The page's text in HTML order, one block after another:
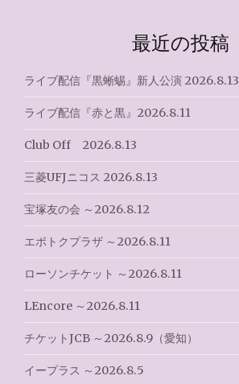
シ
ョ
ン
最近の投稿
ライブ配信『黒蜥蜴』新人公演 2026.8.13
ライブ配信『赤と黒』2026.8.11
Club Off 2026.8.13
三菱UFJニコス 2026.8.13
宝塚友の会 ～2026.8.12
エポトクプラザ ～2026.8.11
ローソンチケット ～2026.8.11
LEncore ～2026.8.11
チケットJCB ～2026.8.9（愛知）
イープラス ～2026.8.5